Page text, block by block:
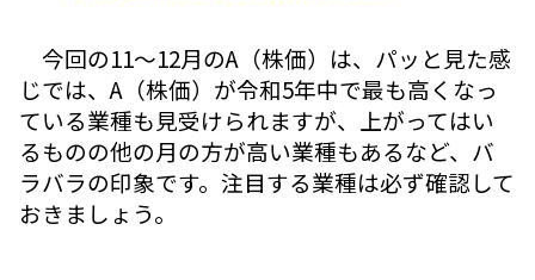
今回の11～12月のA（株価）は、パッと見た感
じでは、A（株価）が令和5年中で最も高くなっ
ている業種も見受けられますが、上がってはい
るものの他の月の方が高い業種もあるなど、バ
ラバラの印象です。注目する業種は必ず確認して
おきましょう。